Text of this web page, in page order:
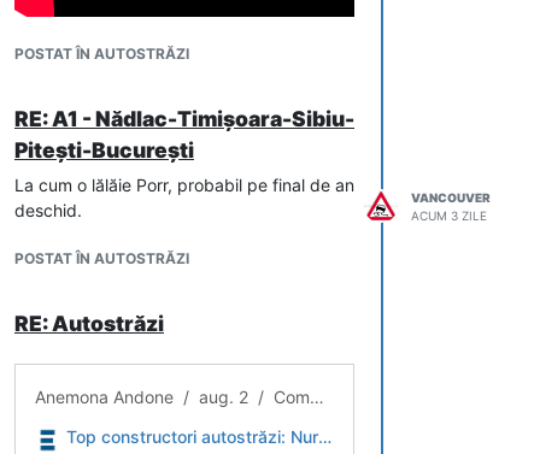
POSTAT ÎN AUTOSTRĂZI
RE: A1 - Nădlac-Timișoara-Sibiu-
Pitești-București
La cum o lălăie Porr, probabil pe final de an
deschid.
POSTAT ÎN AUTOSTRĂZI
VANCOUVER
ACUM 3 ZILE
RE: Autostrăzi
Anemona Andone / aug. 2 / Companii
Top constructori autostrăzi: Nurol, Makyol, UMB și Precon au avut cele mai mari progrese în iunie - Economica.net